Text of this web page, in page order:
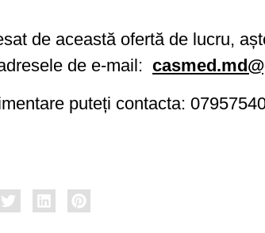
de această ofertă de lucru,
de e-mail:
puteți contacta: